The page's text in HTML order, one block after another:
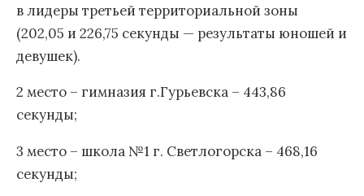
в лидеры третьей территориальной зоны
(202,05 и 226,75 секунды — результаты юношей и
девушек).
2 место – гимназия г.Гурьевска – 443,86
секунды;
3 место – школа №1 г. Светлогорска – 468,16
секунды;